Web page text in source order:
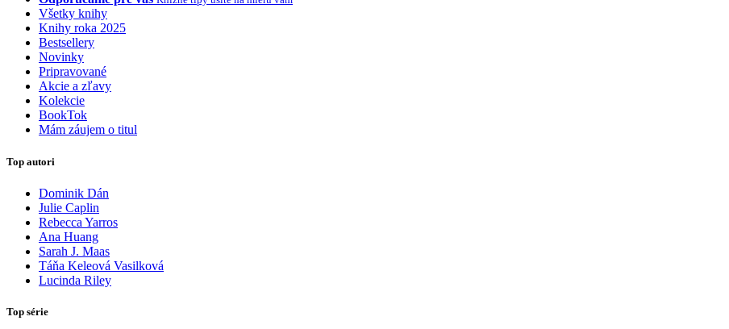
Všetky knihy
Knihy roka 2025
Bestsellery
Novinky
Pripravované
Akcie a zľavy
Kolekcie
BookTok
Mám záujem o titul
Top autori
Dominik Dán
Julie Caplin
Rebecca Yarros
Ana Huang
Sarah J. Maas
Táňa Keleová Vasilková
Lucinda Riley
Top série